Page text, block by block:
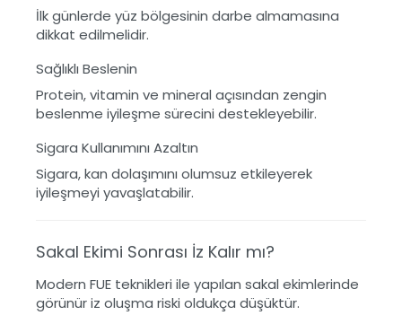
İlk günlerde yüz bölgesinin darbe almamasına
dikkat edilmelidir.
Sağlıklı Beslenin
Protein, vitamin ve mineral açısından zengin
beslenme iyileşme sürecini destekleyebilir.
Sigara Kullanımını Azaltın
Sigara, kan dolaşımını olumsuz etkileyerek
iyileşmeyi yavaşlatabilir.
Sakal Ekimi Sonrası İz Kalır mı?
Modern FUE teknikleri ile yapılan sakal ekimlerinde
görünür iz oluşma riski oldukça düşüktür.